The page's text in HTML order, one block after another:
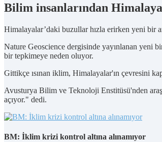
Bilim insanlarından
Himalayalar’daki buzullar hızla erirken yeni bir
Nature Geoscience dergisinde yayınlanan yeni
bir tepkimeye neden oluyor.
Gittikçe ısınan iklim, Himalayalar'ın çevresini
Avusturya Bilim ve Teknoloji Enstitüsü'nden
açıyor." dedi.
BM: İklim krizi kontrol altına alınamıyor